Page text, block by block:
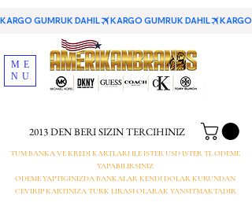
KARGO GUMRUK DAHIL
2013 DEN BERI SIZIN TERCIHINIZ
TUM BANKA VE KREDI KARTLARI ILE ISTER USD ISTER TL ODEME
YAPABILIRSINIZ
ODEME YAPTIGINIZDA BANKALAR KENDI DOLAR KURUNDAN
CEVIRIP KARTINIZA TURK LIRASI OLARAK YANSITMAKTADIR
ME
NU